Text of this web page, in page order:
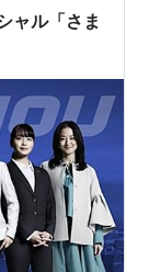
助けられな
ん市民…
ル「さま